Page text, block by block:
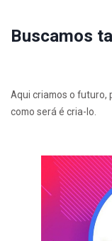
Buscamos
Aqui criamos o futuro,
como será é cria-lo.